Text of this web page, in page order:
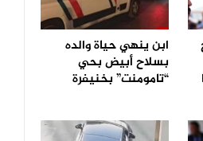
ابن ينهي حياة والده
بسلاح أبيض بحي
“تامومنت” بخنيفرة